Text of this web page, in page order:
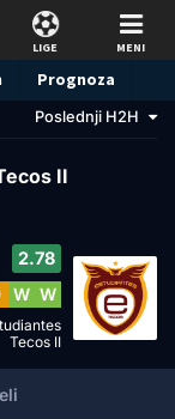
LIGE MENI
Prognoza
Poslednji H2H
II
2.78
W W
Tecos II